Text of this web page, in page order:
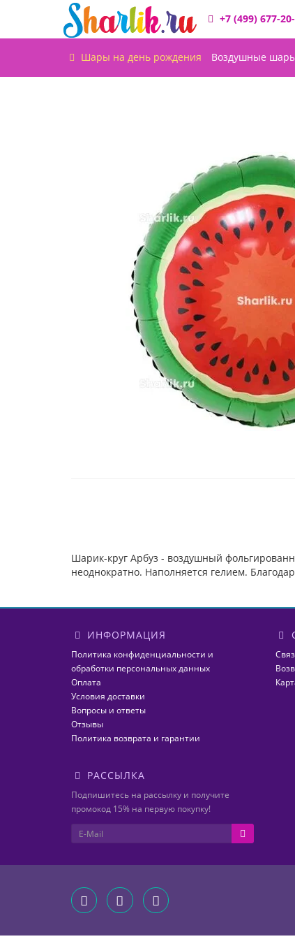
+7 (499) 677-
Шары на день рождения Воздушные
Шарик-круг Арбуз - воздушный
неоднократно. Наполняется гелием.
ИНФОРМАЦИЯ
Политика конфиденциальности и
обработки персональных данных
Оплата
Условия доставки
Вопросы и ответы
Отзывы
Политика возврата и гарантии
РАССЫЛКА
Подпишитесь на рассылку и получите
промокод 15% на первую покупку!